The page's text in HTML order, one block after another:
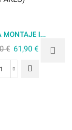
MONTAJE I...
€ 61,90 €